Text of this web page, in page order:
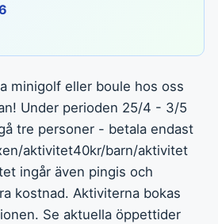
minigolf eller boule hos oss
Under perioden 25/4 - 3/5
tre personer - betala endast
aktivitet40kr/barn/aktivitet
ingår även pingis och
kostnad. Aktiviterna bokas
Se aktuella öppettider